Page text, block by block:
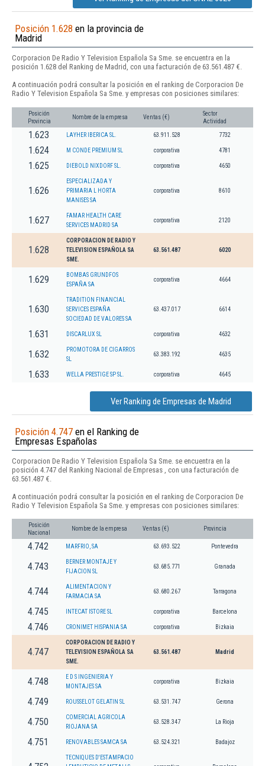
Posición 1.628 en la provincia de
Madrid
Corporacion De Radio Y Television Española Sa Sme. se encuentra en la
posición 1.628 del Ranking de Madrid, con una facturación de 63.561.487 €.
A continuación podrá consultar la posición en el ranking de Corporacion De
Radio Y Television Española Sa Sme. y empresas con posiciones similares:
Posición
Provincia
Nombre de la empresa Ventas (€)
Sector
Actividad
1.623 LAYHER IBERICA SL. 63.911.528 7732
1.624 M CONDE PREMIUM SL corporativa 4781
1.625 DIEBOLD NIXDORF SL. corporativa 4650
1.626
ESPECIALIZADA Y
PRIMARIA L HORTA
MANISES SA
corporativa 8610
1.627
FAMAR HEALTH CARE
SERVICES MADRID SA
corporativa 2120
1.628
CORPORACION DE RADIO Y
TELEVISION ESPAÑOLA SA
SME.
63.561.487 6020
1.629
BOMBAS GRUNDFOS
ESPAÑA SA
corporativa 4664
1.630
TRADITION FINANCIAL
SERVICES ESPAÑA
SOCIEDAD DE VALORES SA
63.437.017 6614
1.631 DISCARLUX SL corporativa 4632
1.632
PROMOTORA DE CIGARROS
SL
63.383.192 4635
1.633 WELLA PRESTIGE SP SL. corporativa 4645
Ver Ranking de Empresas de Madrid
Posición 4.747 en el Ranking de
Empresas Españolas
Corporacion De Radio Y Television Española Sa Sme. se encuentra en la
posición 4.747 del Ranking Nacional de Empresas , con una facturación de
63.561.487 €.
A continuación podrá consultar la posición en el ranking de Corporacion De
Radio Y Television Española Sa Sme. y empresas con posiciones similares:
Posición
Nacional
Nombre de la empresa Ventas (€) Provincia
4.742 MARFRIO, SA 63.693.522 Pontevedra
4.743
BERNER MONTAJE Y
FIJACION SL
63.685.771 Granada
4.744
ALIMENTACION Y
FARMACIA SA
63.680.267 Tarragona
4.745 INTECAT ISTORE SL corporativa Barcelona
4.746 CRONIMET HISPANIA SA corporativa Bizkaia
4.747
CORPORACION DE RADIO Y
TELEVISION ESPAÑOLA SA
SME.
63.561.487 Madrid
4.748
E D S INGENIERIA Y
MONTAJES SA
corporativa Bizkaia
4.749 ROUSSELOT GELATIN SL 63.531.747 Gerona
4.750
COMERCIAL AGRICOLA
RIOJANA SA
63.528.347 La Rioja
4.751 RENOVABLES SAMCA SA 63.524.321 Badajoz
TECNIQUES D'ESTAMPACIO